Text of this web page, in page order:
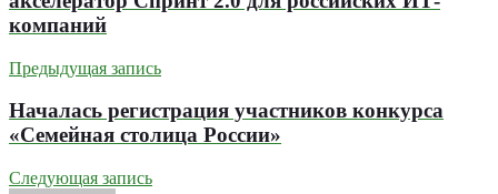
компаний
Предыдущая запись
Началась регистрация участников конкурса
«Семейная столица России»
Следующая запись